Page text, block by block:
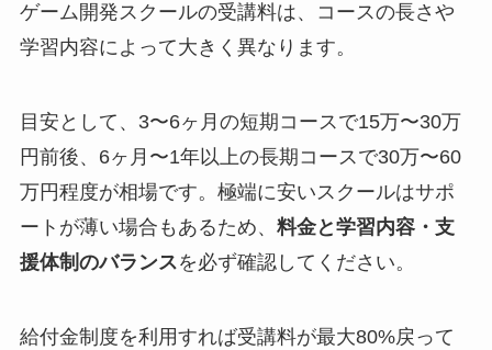
ゲーム開発スクールの受講料は、コースの長さや
学習内容によって大きく異なります。
目安として、3〜6ヶ月の短期コースで15万〜30万
円前後、6ヶ月〜1年以上の長期コースで30万〜60
万円程度が相場です。極端に安いスクールはサポ
ートが薄い場合もあるため、 料金と学習内容・支
援体制のバランスを必ず確認してください。
給付金制度を利用すれば受講料が最大80%戻って